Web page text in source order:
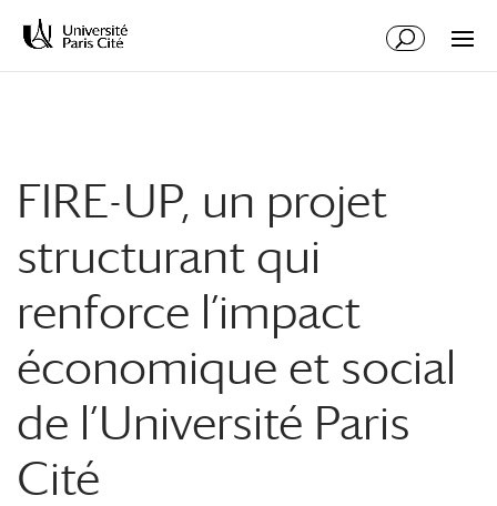
FIRE-UP, un projet
structurant qui
renforce l’impact
économique et social
de l’Université Paris
Cité